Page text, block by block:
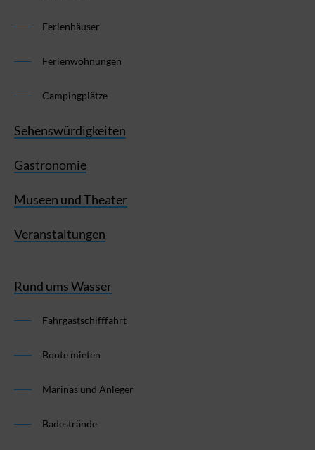
Ferienhäuser
Ferienwohnungen
Campingplätze
Sehenswürdigkeiten
Gastronomie
Museen und Theater
Veranstaltungen
Rund ums Wasser
Fahrgastschifffahrt
Boote mieten
Marinas und Anleger
Badestrände